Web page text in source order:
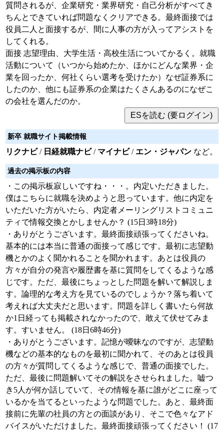
質問されるが、企業研究・業界研究・自己分析がすべてき
ちんとできていれば問題なくクリアできる。最終面接では
役員二人と面接するが、間に人事の方が入ってアシストを
してくれる。
面接 志望理由、大学生活・高校生活についてかるく。就職
活動について（いつから始めたか、ほかにどんな業界・企
業を回ったか、何社くらい選考を受けたか）なぜ証券系に
したのか、他にも証券系の企業はたくさんあるのになぜこ
の会社を選んだのか。
新卒 就職サイト掲載情報
リクナビ/ 日経就職ナビ/ マイナビ/ エン・ジャパン など。
過去の掲示板の内容
・この掲示板寂しいですね・・・。内定いただきました。
僕はこちらに就職を決めようと思っています。他に内定を
いただいた方がいたら、内定者メーリングリストコミュニ
ティで情報交換とかしませんか？ (15日3時18分)
・ありがとうございます。最終面接頑張ってくださいね。
基本的には本当に普通の面接って感じです。最初に志望動
機とかのよく聞かれることを聞かれます。あとは役員の
方々が自分の発言や履歴書を基に質問をしてくるような感
じです。ただ、最後にちょっとした問題を解いて解説しま
す。論理的な考え方を見ているのでしょうか？落ち着いて
考えれば大丈夫だと思います。問題を詳しく書いたら何故
か1日経っても掲載されなかったので、敢えて伏せてみま
す。すいません。 (18日6時46分)
・ありがとうございます。記憶が曖昧なのですが、志望動
機などの基本的なものを最初に聞かれて、そのあとは役員
の方々が質問してくるような感じで、普通の面接でした。
ただ、最後に問題解いてその解説をさせられました。嘘つ
き5人が何か話していて、その情報を基に誰がどこに座って
いるかを当てるといったような問題でした。あと、最終面
接前に先輩の社員の方との面談があり、そこで色々なアド
バイスがいただけました。最終面接頑張ってください！ (17